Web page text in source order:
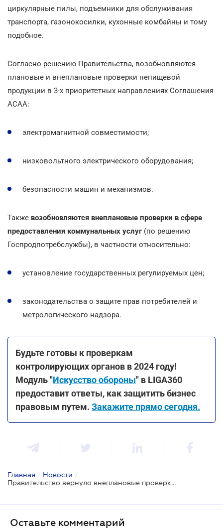
циркулярные пилы, подъемники для обслуживания
транспорта, газонокосилки, кухонные комбайны и тому
подобное.
Согласно решению Правительства, возобновляются
плановые и внеплановые проверки непищевой
продукции в 3-х приоритетных направлениях Соглашения
АСАА:
электромагнитной совместимости;
низковольтного электрического оборудования;
безопасности машин и механизмов.
Также возобновляются внеплановые проверки в сфере
предоставления коммунальных услуг(по решению
Госпродпотребслужбы), в частности относительно:
установление государственных регулируемых цен;
законодательства о защите прав потребителей и
метрологического надзора.
Будьте готовы к проверкам
контролирующих органов в 2024 году!
Модуль "Искусство обороны" в LIGA360
предоставит ответы, как защитить бизнес
правовым путем. Закажите прямо сегодня.
Главная / Новости /
Правительство вернуло внеплановые проверки в двух сферах: какие отрасли в зоне риска?
Оставьте комментарий